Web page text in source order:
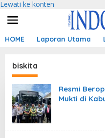
Lewati ke konten
HOME Laporan Utama
biskita
Resmi
Mukti di